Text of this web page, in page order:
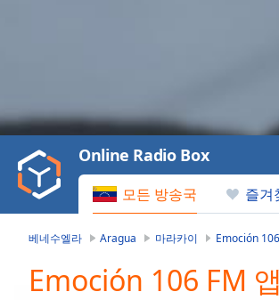
Play
Video
Play
Backward
Skip
Current
Time0:00
모든 방송국 즐겨
Online Radio Box
베네수엘라 Aragua 마라카이 Emoción
Emoción 106 FM 앱